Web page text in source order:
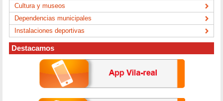
Cultura y museos
Dependencias municipales
Instalaciones deportivas
Destacamos